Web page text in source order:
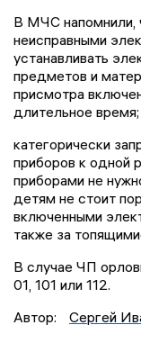
В МЧС напомнили,
неисправными
устанавливать
предметов и
присмотра
длительное время;
категорически
приборов к одной
приборами не
детям не стоит
включенными
также за
В случае ЧП
01, 101 или 112.
Автор:
Сергей